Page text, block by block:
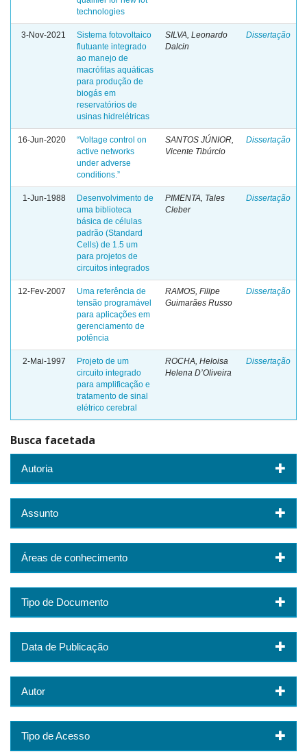
technologies
3-Nov-2021
Sistema fotovoltaico
flutuante integrado
ao manejo de
macrófitas aquáticas
para produção de
biogás em
reservatórios de
usinas hidrelétricas
SILVA, Leonardo
Dalcin
Dissertação
16-Jun-2020
“Voltage control on
active networks
under adverse
conditions.”
SANTOS JÚNIOR,
Vicente Tibúrcio
Dissertação
1-Jun-1988
Desenvolvimento de
uma biblioteca
básica de células
padrão (Standard
Cells) de 1.5 um
para projetos de
circuitos integrados
PIMENTA, Tales
Cleber
Dissertação
12-Fev-2007
Uma referência de
tensão programável
para aplicações em
gerenciamento de
potência
RAMOS, Filipe
Guimarães Russo
Dissertação
2-Mai-1997
Projeto de um
circuito integrado
para amplificação e
tratamento de sinal
elétrico cerebral
ROCHA, Heloisa
Helena D’Oliveira
Dissertação
Busca facetada
Autoria
Assunto
Áreas de conhecimento
Tipo de Documento
Data de Publicação
Autor
Tipo de Acesso